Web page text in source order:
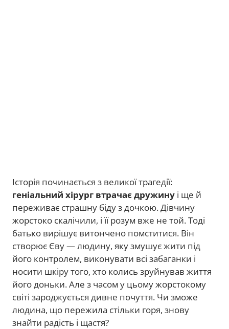
Історія починається з великої трагедії:
геніальний хірург втрачає дружину і ще й
переживає страшну біду з дочкою. Дівчину
жорстоко скалічили, і її розум вже не той. Тоді
батько вирішує витончено помститися. Він
створює Єву — людину, яку змушує жити під
його контролем, виконувати всі забаганки і
носити шкіру того, хто колись зруйнував життя
його доньки. Але з часом у цьому жорстокому
світі зароджується дивне почуття. Чи зможе
людина, що пережила стільки горя, знову
знайти радість і щастя?